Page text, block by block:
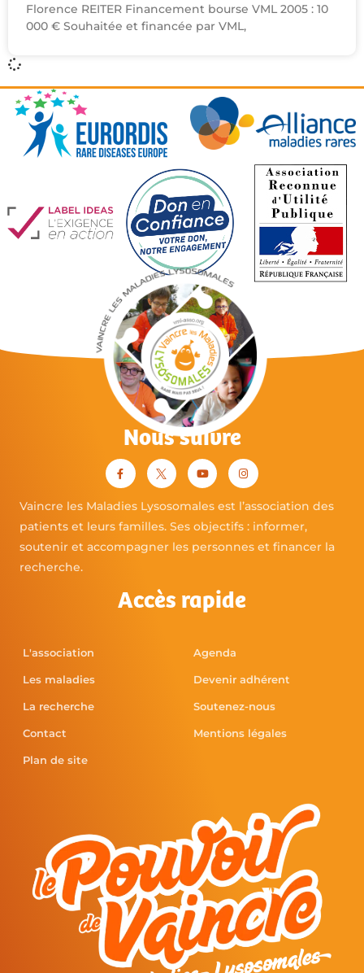
Florence REITER Financement bourse VML 2005 : 10
000 € Souhaitée et financée par VML,
Nous suivre
Vaincre les Maladies Lysosomales est l’association des
patients et leurs familles. Ses objectifs : informer,
soutenir et accompagner les personnes et financer la
recherche.
Accès rapide
L'association
Les maladies
La recherche
Contact
Plan de site
Agenda
Devenir adhérent
Soutenez-nous
Mentions légales